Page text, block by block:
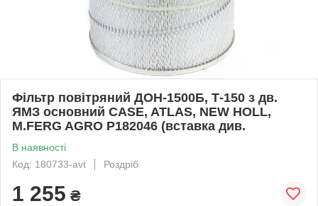
Фільтр повітряний ДОН-1500Б, Т-150 з дв.
ЯМЗ основний CASE, ATLAS, NEW HOLL,
M.FERG AGRO P182046 (вставка див.
В наявності
Код: 180733-avt
Роздріб
1 255 ₴